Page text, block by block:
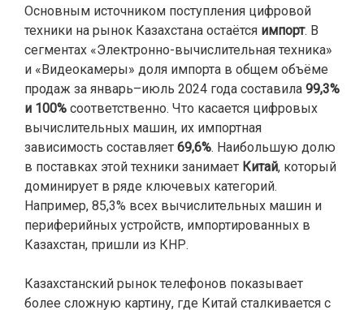
Основным источником поступления цифровой
техники на рынок Казахстана остаётся импорт. В
сегментах «Электронно-вычислительная техника»
и «Видеокамеры» доля импорта в общем объёме
продаж за январь–июль 2024 года составила 99,3%
и 100% соответственно. Что касается цифровых
вычислительных машин, их импортная
зависимость составляет 69,6%. Наибольшую долю
в поставках этой техники занимает Китай, который
доминирует в ряде ключевых категорий.
Например, 85,3% всех вычислительных машин и
периферийных устройств, импортированных в
Казахстан, пришли из КНР.
Казахстанский рынок телефонов показывает
более сложную картину, где Китай сталкивается с